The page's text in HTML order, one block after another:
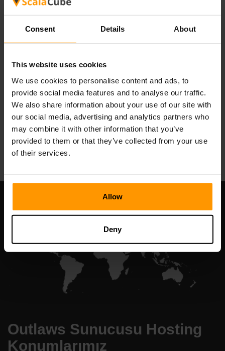
Consent Details About
This website uses cookies
We use cookies to personalise content and ads, to
provide social media features and to analyse our traffic.
We also share information about your use of our site with
our social media, advertising and analytics partners who
may combine it with other information that you’ve
provided to them or that they’ve collected from your use
of their services.
Allow
Deny
sunucu barındırma
Valheim
sunucu barındırma
All Games
Outlaws Sunucusu Hosting
Konumlarımız